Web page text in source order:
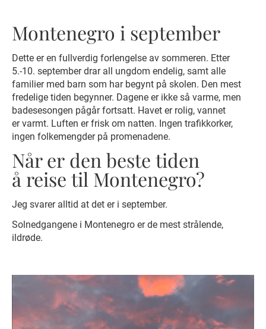
Montenegro i september
Dette er en fullverdig forlengelse av sommeren. Etter
5.-10. september drar all ungdom endelig, samt alle
familier med barn som har begynt på skolen. Den mest
fredelige tiden begynner. Dagene er ikke så varme, men
badesesongen pågår fortsatt. Havet er rolig, vannet
er varmt. Luften er frisk om natten. Ingen trafikkorker,
ingen folkemengder på promenadene.
Når er den beste tiden
å reise til Montenegro?
Jeg svarer alltid at det er i september.
Solnedgangene i Montenegro er de mest strålende,
ildrøde.